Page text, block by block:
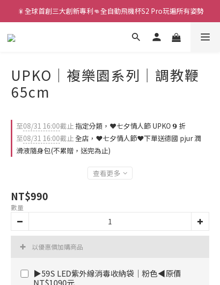
新款智能炮機👍小奶狗🩷小飛象💜
新款智能炮機👍小奶狗🩷小飛象💜
UPKO｜複樂園系列｜調教鞭
65cm
至08/31 16:00截止 指定分類，❤️七夕情人節 UPKO 𝟵 折
至08/31 16:00截止全店，❤️七夕情人節❤️下單送德國 pjur 潤
滑液隨身包(不累贈，送完為止)
查看更多
NT$990
數量
以優惠價加購商品
▶59S LED紫外線消毒收納袋｜粉色◀原價
NT$1090元